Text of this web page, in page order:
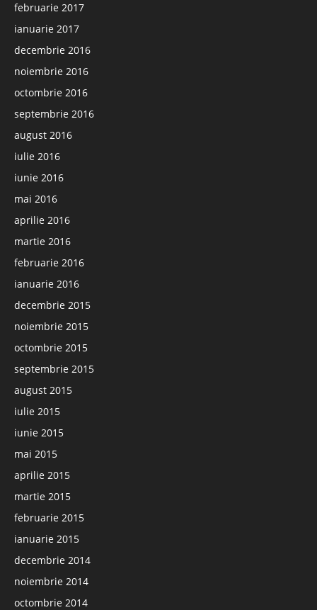
februarie 2017
ianuarie 2017
decembrie 2016
noiembrie 2016
octombrie 2016
septembrie 2016
august 2016
iulie 2016
iunie 2016
mai 2016
aprilie 2016
martie 2016
februarie 2016
ianuarie 2016
decembrie 2015
noiembrie 2015
octombrie 2015
septembrie 2015
august 2015
iulie 2015
iunie 2015
mai 2015
aprilie 2015
martie 2015
februarie 2015
ianuarie 2015
decembrie 2014
noiembrie 2014
octombrie 2014